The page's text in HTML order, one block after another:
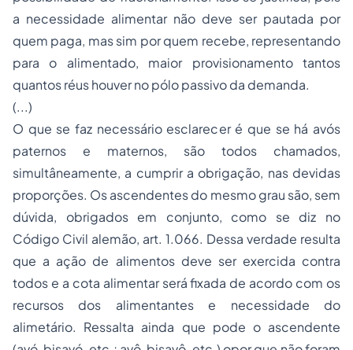
a necessidade alimentar não deve ser pautada por
quem paga, mas sim por quem recebe, representando
para o alimentado, maior provisionamento tantos
quantos réus houver no pólo passivo da demanda.
(...)
O que se faz necessário esclarecer é que se há avós
paternos e maternos, são todos chamados,
simultâneamente, a cumprir a obrigação, nas devidas
proporções. Os ascendentes do mesmo grau são, sem
dúvida, obrigados em conjunto, como se diz no
Código Civil alemão, art. 1.066. Dessa verdade resulta
que a ação de alimentos deve ser exercida contra
todos e a cota alimentar será fixada de acordo com os
recursos dos alimentantes e necessidade do
alimetário. Ressalta ainda que pode o ascendente
(avó, bisavó, etc.; avô, bisavô, etc.) opor que não foram